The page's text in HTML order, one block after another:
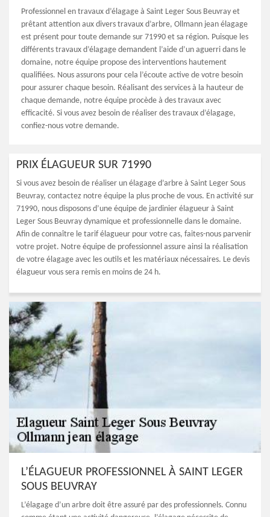
Professionnel en travaux d’élagage à Saint Leger Sous Beuvray et
prêtant attention aux divers travaux d’arbre, Ollmann jean élagage
est présent pour toute demande sur 71990 et sa région. Puisque les
différents travaux d’élagage demandent l’aide d’un aguerri dans le
domaine, notre équipe propose des interventions hautement
qualifiées. Nous assurons pour cela l’écoute active de votre besoin
pour assurer chaque besoin. Réalisant des services à la hauteur de
chaque demande, notre équipe procède à des travaux avec
efficacité. Si vous avez besoin de réaliser des travaux d’élagage,
confiez-nous votre demande.
PRIX ÉLAGUEUR SUR 71990
Si vous avez besoin de réaliser un élagage d’arbre à Saint Leger Sous
Beuvray, contactez notre équipe la plus proche de vous. En activité sur
71990, nous disposons d’une équipe de jardinier élagueur à Saint
Leger Sous Beuvray dynamique et professionnelle dans le domaine.
Afin de connaître le tarif élagueur pour votre cas, faites-nous parvenir
votre projet. Notre équipe de professionnel assure ainsi la réalisation
de votre élagage avec les outils et les matériaux nécessaires. Le devis
élagueur vous sera remis en moins de 24 h.
L’ÉLAGUEUR PROFESSIONNEL À SAINT LEGER
SOUS BEUVRAY
L’élagage d’un arbre doit être assuré par des professionnels. Connu